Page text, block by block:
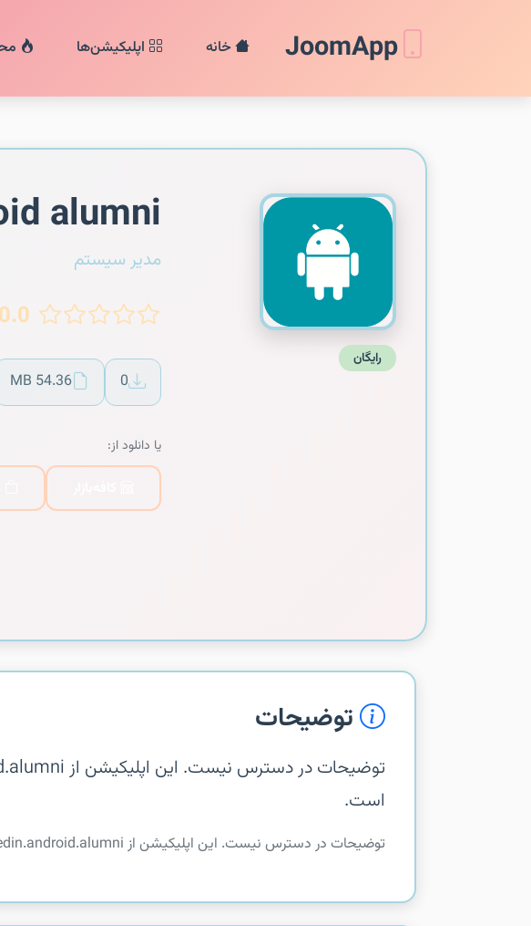
JoomApp خانه اپلیکیشن‌ها
رایگان
alumni
مدیر سیستم
0.0
0
54.36 MB
یا دانلود از:
توضیحات
است.
توضیحات در دسترس نیست. این اپلیکیشن از com.linkedin.android.alumni دریافت شده است.